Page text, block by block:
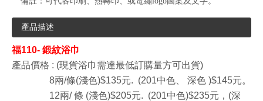
產品描述
福110- 鍛紋浴巾
產品價格 : (現貨浴巾需達最低訂購量方可出貨)
8兩/條(淺色)$135元. (201中色、
深色 )$145元。
12兩/ 條 (淺色)$205元. (201中色)$235元，(深